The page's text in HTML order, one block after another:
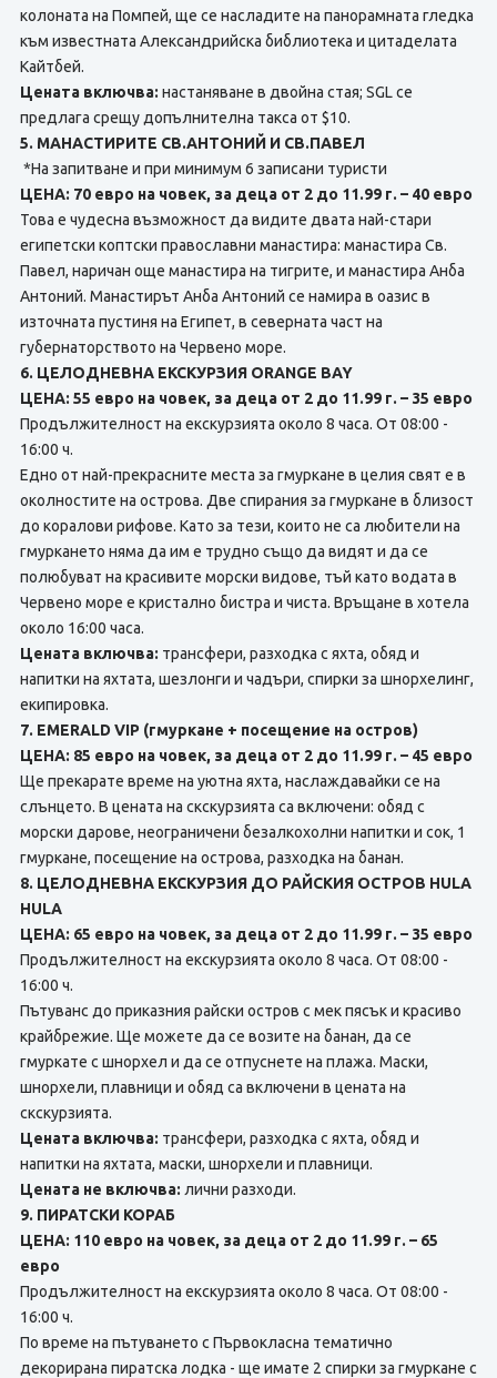
колоната на Помпей, ще се насладите на панорамната гледка
към известната Александрийска библиотека и цитаделата
Кайтбей.
Цената включва: настаняване в двойна стая; SGL се
предлага срещу допълнителна такса от $10.
5. МАНАСТИРИТЕ СВ.АНТОНИЙ И СВ.ПАВЕЛ
*На запитване и при минимум 6 записани туристи
ЦЕНА: 70 евро на човек, за деца от 2 до 11.99 г. – 40 евро
Това е чудесна възможност да видите двата най-стари
египетски коптски православни манастира: манастира Св.
Павел, наричан още манастира на тигрите, и манастира Анба
Антоний. Манастирът Анба Антоний се намира в оазис в
източната пустиня на Египет, в северната част на
губернаторството на Червено море.
6. ЦЕЛОДНЕВНА ЕКСКУРЗИЯ ORANGE BAY
ЦЕНА: 55 евро на човек, за деца от 2 до 11.99 г. – 35 евро
Продължителност на екскурзията около 8 часа. От 08:00 -
16:00 ч.
Едно от най-прекрасните места за гмуркане в целия свят е в
околностите на острова. Две спирания за гмуркане в близост
до коралови рифове. Като за тези, които не са любители на
гмуркането няма да им е трудно също да видят и да се
полюбуват на красивите морски видове, тъй като водата в
Червено море е кристално бистра и чиста. Връщане в хотела
около 16:00 часа.
Цената включва: трансфери, разходка с яхта, обяд и
напитки на яхтата, шезлонги и чадъри, спирки за шнорхелинг,
екипировка.
7. EMERALD VIP (гмуркане + посещение на остров)
ЦЕНА: 85 евро на човек, за деца от 2 до 11.99 г. – 45 евро
Ще прекарате време на уютна яхта, наслаждавайки се на
слънцето. В цената на скскурзията сa включени: обяд с
морски дарове, неограничени безалкохолни напитки и сок, 1
гмуркане, посещение на острова, разходка на банан.
8. ЦЕЛОДНЕВНА ЕКСКУРЗИЯ ДО РАЙСКИЯ ОСТРОВ HULA
HULA
ЦЕНА: 65 евро на човек, за деца от 2 до 11.99 г. – 35 евро
Продължителност на екскурзията около 8 часа. От 08:00 -
16:00 ч.
Пътуванс до приказния райски остров с мек пясък и красиво
крайбрежие. Ще можете да ce возите на банан, да ce
гмуркате с шнорхел и да ce отпуснете нa плажа. Маски,
шнорхели, плавници и обяд са включени в цената на
скскурзията.
Цената включва: трансфери, разходка с яхта, обяд и
напитки на яхтата, маски, шнорхели и плавници.
Цената не включва: лични разходи.
9. ПИРАТСКИ КОРАБ
ЦЕНА: 110 евро на човек, за деца от 2 до 11.99 г. – 65
евро
Продължителност на екскурзията около 8 часа. От 08:00 -
16:00 ч.
По време на пътуването с Първокласна тематично
декорирана пиратска лодка - ще имате 2 спирки за гмуркане с